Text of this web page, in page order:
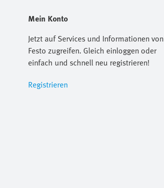
Mein Konto
Jetzt auf Services und Informationen von
Festo zugreifen. Gleich einloggen oder
einfach und schnell neu registrieren!
Registrieren